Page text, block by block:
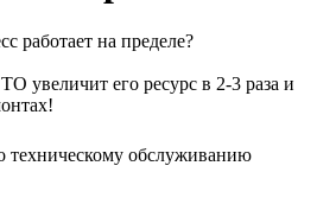
работает на пределе?
увеличит его ресурс в 2-3 раза и